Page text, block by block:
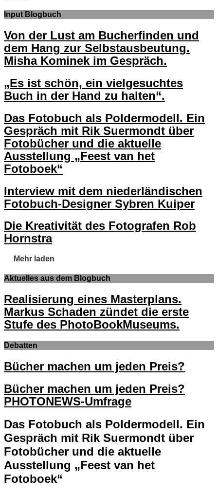
Input Blogbuch
Von der Lust am Bucherfinden und
dem Hang zur Selbstausbeutung.
Misha Kominek im Gespräch.
„Es ist schön, ein vielgesuchtes
Buch in der Hand zu halten“.
Das Fotobuch als Poldermodell. Ein
Gespräch mit Rik Suermondt über
Fotobücher und die aktuelle
Ausstellung „Feest van het
Fotoboek“
Interview mit dem niederländischen
Fotobuch-Designer Sybren Kuiper
Die Kreativität des Fotografen Rob
Hornstra
Mehr laden
Aktuelles aus dem Blogbuch
Realisierung eines Masterplans.
Markus Schaden zündet die erste
Stufe des PhotoBookMuseums.
Debatten
Bücher machen um jeden Preis?
Bücher machen um jeden Preis?
PHOTONEWS-Umfrage
Das Fotobuch als Poldermodell. Ein
Gespräch mit Rik Suermondt über
Fotobücher und die aktuelle
Ausstellung „Feest van het
Fotoboek“